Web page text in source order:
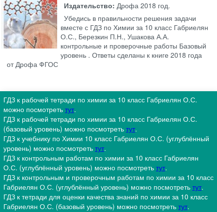
Издательство:Дрофа 2018 год.
Убедись в правильности решения задачи
вместе с ГДЗ по Химии за 10 класс Габриелян
О.С., Березкин П.Н., Ушакова А.А.
контрольные и проверочные работы Базовый
уровень . Ответы сделаны к книге 2018 года
от Дрофа ФГОС
ГДЗ к рабочей тетради по химии за 10 класс Габриелян О.С.
можно посмотреть тут.
ГДЗ к рабочей тетради по химии за 10 класс Габриелян О.С.
(базовый уровень) можно посмотреть тут.
ГДЗ к учебнику по Химии 10 класс Габриелян О.С. (углублённый
уровень) можно посмотреть тут.
ГДЗ к контрольным работам по химии за 10 класс Габриелян
О.С. (углублённый уровень) можно посмотреть тут.
ГДЗ к контрольным и проверочным работам по химии за 10 класс
Габриелян О.С. (углублённый уровень) можно посмотреть тут.
ГДЗ к тетради для оценки качества знаний по химии за 10 класс
Габриелян О.С. (базовый уровень) можно посмотреть тут.